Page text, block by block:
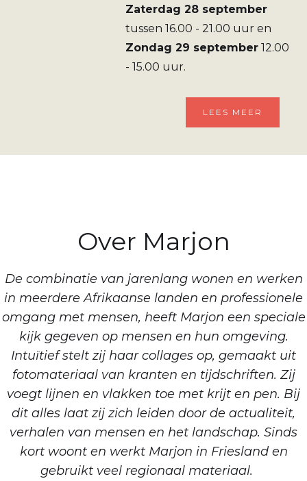
Zaterdag 28 september
tussen 16.00 - 21.00 uur en
Zondag 29 september 12.00
- 15.00 uur.
LEES MEER
Over Marjon
De combinatie van jarenlang wonen en werken
in meerdere Afrikaanse landen en professionele
omgang met mensen, heeft Marjon een speciale
kijk gegeven op mensen en hun omgeving.
Intuïtief stelt zij haar collages op, gemaakt uit
fotomateriaal van kranten en tijdschriften. Zij
voegt lijnen en vlakken toe met krijt en pen. Bij
dit alles laat zij zich leiden door de actualiteit,
verhalen van mensen en het landschap. Sinds
kort woont en werkt Marjon in Friesland en
gebruikt veel regionaal materiaal.